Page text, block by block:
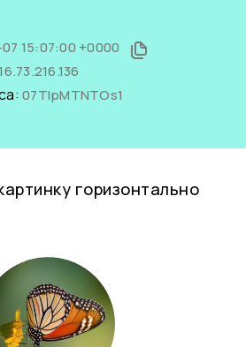
15:07:00 +0000
07TlpMTNTOs1
горизонтально